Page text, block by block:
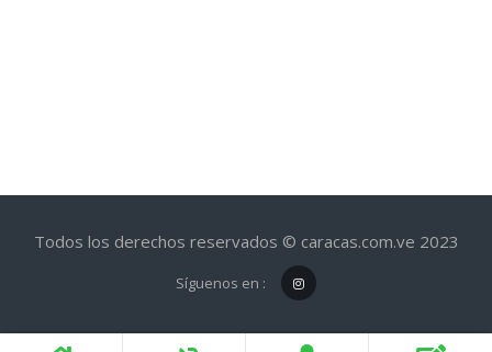
Todos los derechos reservados © caracas.com.ve 2023
Síguenos en :